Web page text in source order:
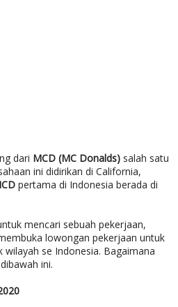
dari MCD (MC Donalds) salah satu
ini didirikan di California,
pertama di Indonesia berada di
mencari sebuah pekerjaan,
lowongan pekerjaan untuk
se Indonesia. Bagaimana
ini.